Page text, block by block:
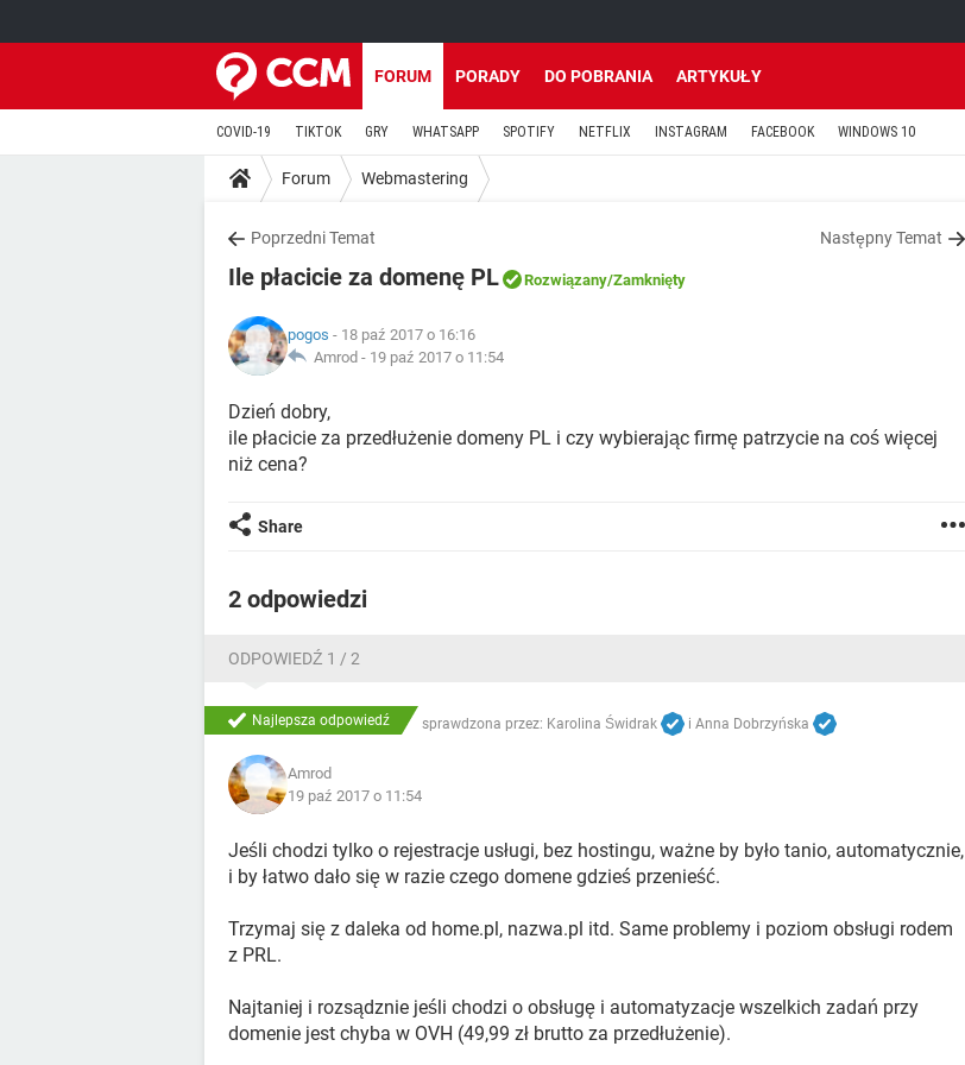
FORUM PORADY DO POBRANIA ARTYKUŁY
COVID-19 TIKTOK GRY WHATSAPP SPOTIFY NETFLIX INSTAGRAM FACEBOOK WINDOWS 10
Forum Webmastering
Poprzedni Temat Następny Temat
Ile płacicie za domenę PL Rozwiązany/Zamknięty
pogos - 18 paź 2017 o 16:16
Amrod - 19 paź 2017 o 11:54
Dzień dobry,
ile płacicie za przedłużenie domeny PL i czy wybierając firmę patrzycie na coś więcej
niż cena?
Share
2 odpowiedzi
ODPOWIEDŹ 1 / 2
Najlepsza odpowiedź sprawdzona przez: Karolina Świdrak i Anna Dobrzyńska
Amrod
19 paź 2017 o 11:54
Jeśli chodzi tylko o rejestracje usługi, bez hostingu, ważne by było tanio, automatycznie,
i by łatwo dało się w razie czego domene gdzieś przenieść.
Trzymaj się z daleka od home.pl, nazwa.pl itd. Same problemy i poziom obsługi rodem
z PRL.
Najtaniej i rozsądznie jeśli chodzi o obsługę i automatyzacje wszelkich zadań przy
domenie jest chyba w OVH (49,99 zł brutto za przedłużenie).